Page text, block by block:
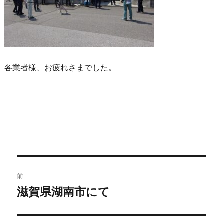
各業者様、お疲れさまでした。
前
滋賀県湖南市にて